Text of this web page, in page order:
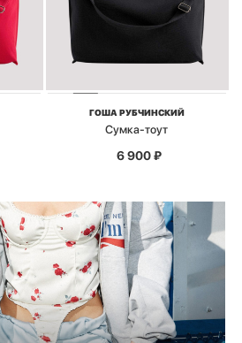
ГОША РУБЧИНСКИЙ
Сумка-тоут
6 900₽